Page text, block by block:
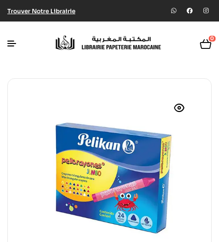
Trouver Notre Librairie
0